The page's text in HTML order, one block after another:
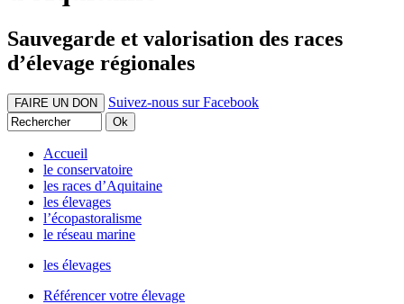
Sauvegarde et valorisation des races
d’élevage régionales
FAIRE UN DON Suivez-nous sur Facebook
Accueil
le conservatoire
les races d’Aquitaine
les élevages
l’écopastoralisme
le réseau marine
les élevages
Référencer votre élevage